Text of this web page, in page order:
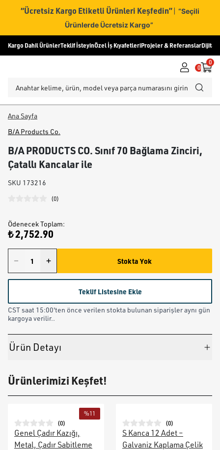
“Ücretsiz Kargo Etiketli Ürünleri Keşfedin” | “Seçili
Ürünlerde Ücretsiz Kargo”
Kargo Dahil ÜrünlerTeklif İsteyinÖzel İş KıyafetleriProjeler & ReferanslarDijital
0
0
Ana Sayfa
B/A Products Co.
B/A PRODUCTS CO. Sınıf 70 Bağlama Zinciri,
Çatallı Kancalar ile
SKU 173216
(0)
Ödenecek Toplam:
₺ 2,752.90
Stokta Yok
Teklif Listesine Ekle
CST saat 15:00'ten önce verilen stokta bulunan siparişler aynı gün
kargoya verilir..
Ürün Detayı
Ürünlerimizi Keşfet!
%11
(0)
Genel Çadır Kazığı,
Metal, Çadır Sabitleme
(0)
S Kanca 12 Adet –
Galvaniz Kaplama Çelik